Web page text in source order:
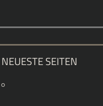
NEUESTE SEITEN